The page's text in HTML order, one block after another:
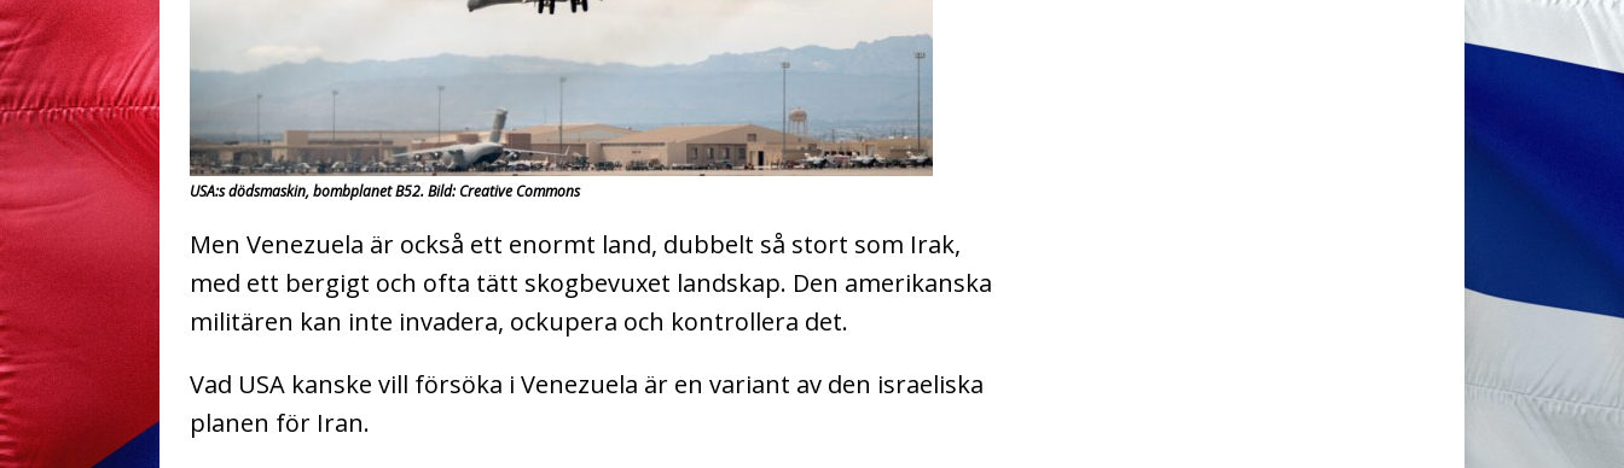
USA:s dödsmaskin, bombplanet B52. Bild: Creative Commons
Men Venezuela är också ett enormt land, dubbelt så stort som Irak,
med ett bergigt och ofta tätt skogbevuxet landskap. Den amerikanska
militären kan inte invadera, ockupera och kontrollera det.
Vad USA kanske vill försöka i Venezuela är en variant av den israeliska
planen för Iran.